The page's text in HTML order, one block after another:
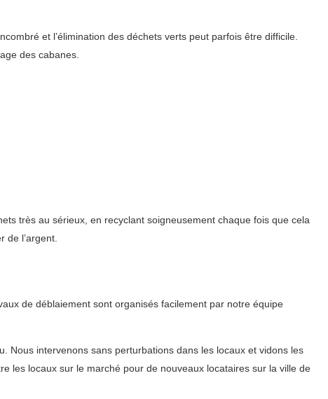
et l’élimination des déchets verts peut parfois être difficile.
des cabanes.
très au sérieux, en recyclant soigneusement chaque fois que cela
l’argent.
de déblaiement sont organisés facilement par notre équipe
Nous intervenons sans perturbations dans les locaux et vidons les
les locaux sur le marché pour de nouveaux locataires sur la ville de